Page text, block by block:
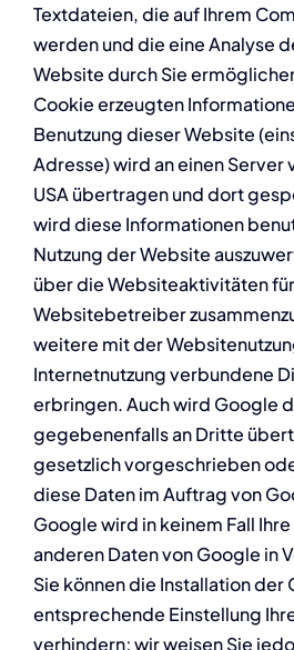
Textdateien, die auf Ihrem
werden und die eine Analyse
Website durch Sie
Cookie erzeugten
Benutzung dieser Website
Adresse) wird an einen Server
USA übertragen und dort
wird diese Informationen
Nutzung der Website
über die Websiteaktivitäten
Websitebetreiber
weitere mit der
Internetnutzung verbundene
erbringen. Auch wird Google
gegebenenfalls an Dritte
gesetzlich vorgeschrieben
diese Daten im Auftrag von
Google wird in keinem Fall
anderen Daten von Google in
Sie können die Installation der
entsprechende Einstellung
verhindern; wir weisen Sie